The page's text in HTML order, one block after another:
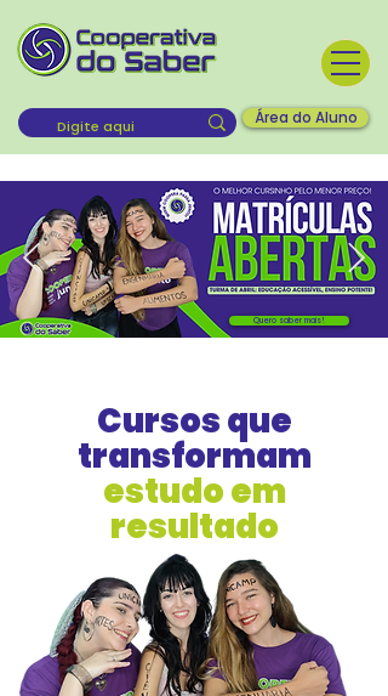
Área do Aluno
Quero saber mais!
Cursos que
transformam
estudo em
resultado